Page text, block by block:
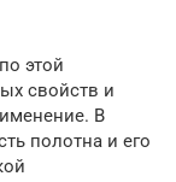
этой
свойств и
В
полотна и его